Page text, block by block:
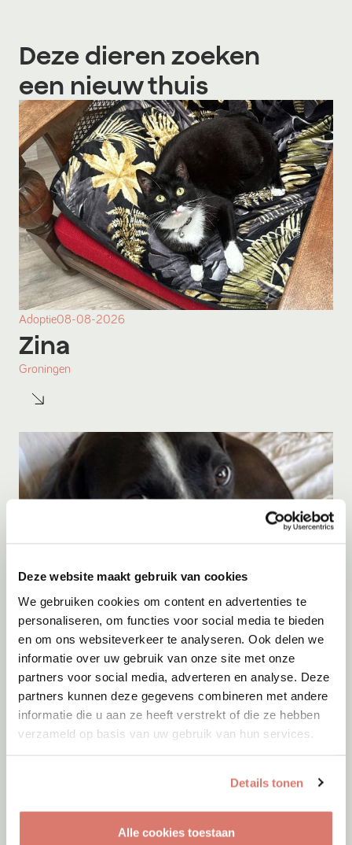
Deze website maakt gebruik van cookies
We gebruiken cookies om content en advertenties te
personaliseren, om functies voor social media te bieden
en om ons websiteverkeer te analyseren. Ook delen we
informatie over uw gebruik van onze site met onze
partners voor social media, adverteren en analyse. Deze
partners kunnen deze gegevens combineren met andere
informatie die u aan ze heeft verstrekt of die ze hebben
verzameld op basis van uw gebruik van hun services.
Details tonen
Alle cookies toestaan
Deze dieren zoeken
een nieuw thuis
Adoptie08-08-2026
Zina
Groningen
Adoptie 08-08-2026
Barrie
Veendam